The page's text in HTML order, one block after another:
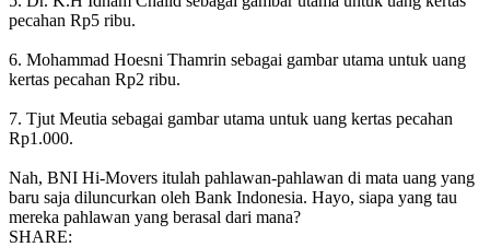
pecahan Rp5 ribu.
6. Mohammad Hoesni Thamrin sebagai gambar utama untuk uang
kertas pecahan Rp2 ribu.
7. Tjut Meutia sebagai gambar utama untuk uang kertas pecahan
Rp1.000.
Nah, BNI Hi-Movers itulah pahlawan-pahlawan di mata uang yang
baru saja diluncurkan oleh Bank Indonesia. Hayo, siapa yang tau
mereka pahlawan yang berasal dari mana?
SHARE: